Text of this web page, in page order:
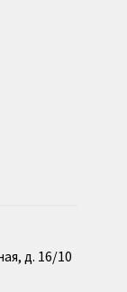
д. 16/10